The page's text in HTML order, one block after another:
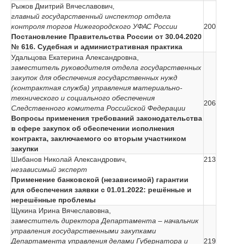
Рыжов Дмитрий Вячеславович,
главный государственный инспектор отдела
контроля торгов Нижегородского УФАС России
Постановление Правительства России от 30.04.2020
№ 616. Судебная и административная практика
200
Удальцова Екатерина Александровна,
заместитель руководителя отдела государственных
закупок для обеспечения государственных нужд
(контрактная служба) управления материально-
технического и социального обеспечения
Следственного комитета Российской Федерации
Вопросы применения требований законодательства
в сфере закупок об обеспечении исполнения
контракта, заключаемого со вторым участником
закупки
206
Шибанов Николай Александрович,
независимый эксперт
Применение банковской (независимой) гарантии
для обеспечения заявки с 01.01.2022: решённые и
нерешённые проблемы
213
Щукина Ирина Вячеславовна,
заместитель директора Департамента – начальник
управления государственными закупками
Департамента управления делами Губернатора и
219